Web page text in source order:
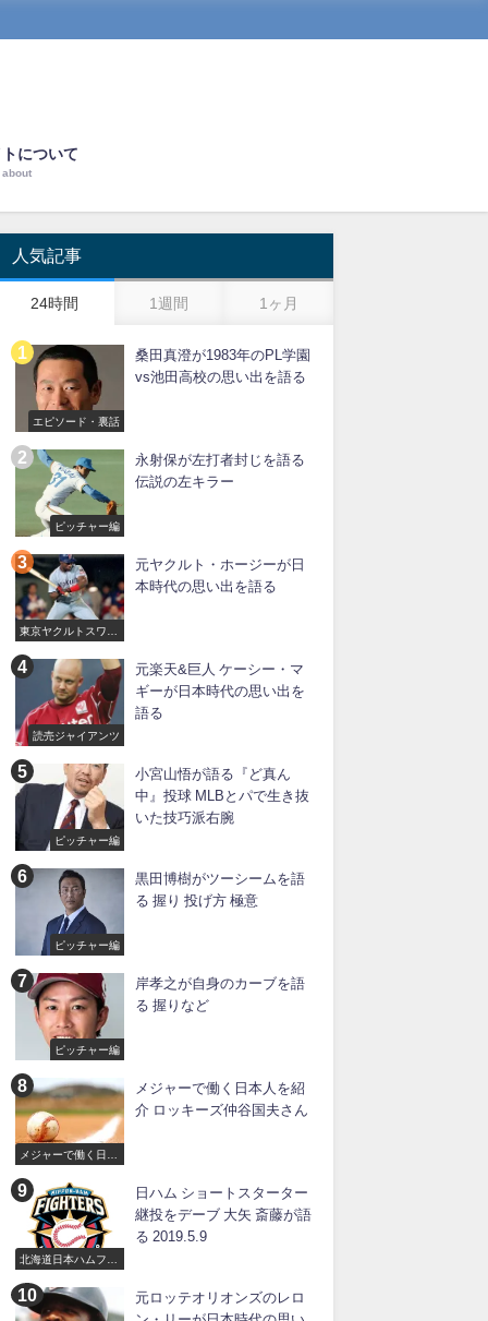
について
about
人気記事
24時間 1週間 1ヶ月
エピソード・裏話
桑田真澄が1983年のPL学園
vs池田高校の思い出を語る
ピッチャー編
永射保が左打者封じを語る
伝説の左キラー
東京ヤクルトスワロ
元ヤクルト・ホージーが日
本時代の思い出を語る
読売ジャイアンツ
元楽天&巨人 ケーシー・マ
ギーが日本時代の思い出を
語る
ピッチャー編
小宮山悟が語る『ど真ん
中』投球 MLBとパで生き抜
いた技巧派右腕
ピッチャー編
黒田博樹がツーシームを語
る 握り 投げ方 極意
ピッチャー編
岸孝之が自身のカーブを語
る 握りなど
メジャーで働く日本
メジャーで働く日本人を紹
介 ロッキーズ仲谷国夫さん
北海道日本ハムファ
日ハム ショートスターター
継投をデーブ 大矢 斎藤が語
る 2019.5.9
元ロッテオリオンズのレロ